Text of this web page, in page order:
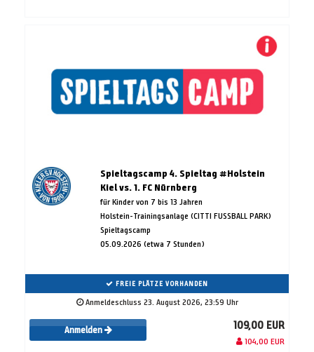
Spieltagscamp 4. Spieltag #Holstein
Kiel vs. 1. FC Nürnberg
für Kinder von 7 bis 13 Jahren
Holstein-Trainingsanlage (CITTI FUSSBALL PARK)
Spieltagscamp
05.09.2026 (etwa 7 Stunden)
FREIE PLÄTZE VORHANDEN
Anmeldeschluss 23. August 2026, 23:59 Uhr
Anmelden 109,00 EUR
104,00 EUR